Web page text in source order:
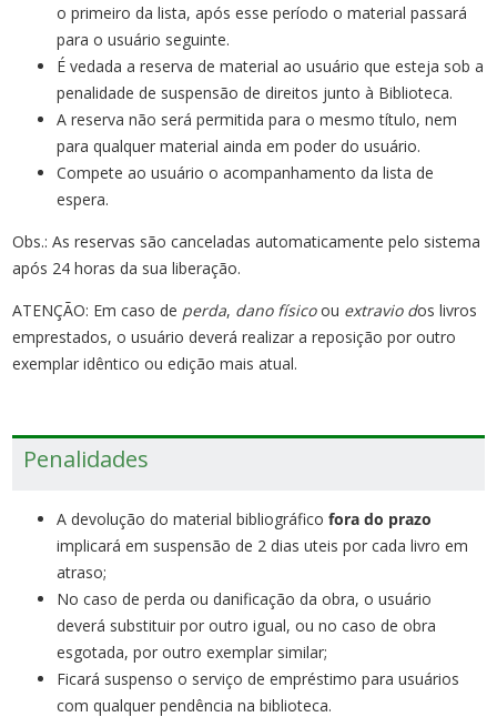
o primeiro da lista, após esse período o material passará
para o usuário seguinte.
É vedada a reserva de material ao usuário que esteja sob a
penalidade de suspensão de direitos junto à Biblioteca.
A reserva não será permitida para o mesmo título, nem
para qualquer material ainda em poder do usuário.
Compete ao usuário o acompanhamento da lista de
espera.
Obs.: As reservas são canceladas automaticamente pelo sistema
após 24 horas da sua liberação.
ATENÇÃO: Em caso de perda, dano físicoou extravio dos livros
emprestados, o usuário deverá realizar a reposição por outro
exemplar idêntico ou edição mais atual.
Penalidades
A devolução do material bibliográficofora do prazo
implicará em suspensão de 2 dias uteis por cada livro em
atraso;
No caso de perda ou danificação da obra, o usuário
deverá substituir por outro igual, ou no caso de obra
esgotada, por outro exemplar similar;
Ficará suspenso o serviço de empréstimo para usuários
com qualquer pendência na biblioteca.